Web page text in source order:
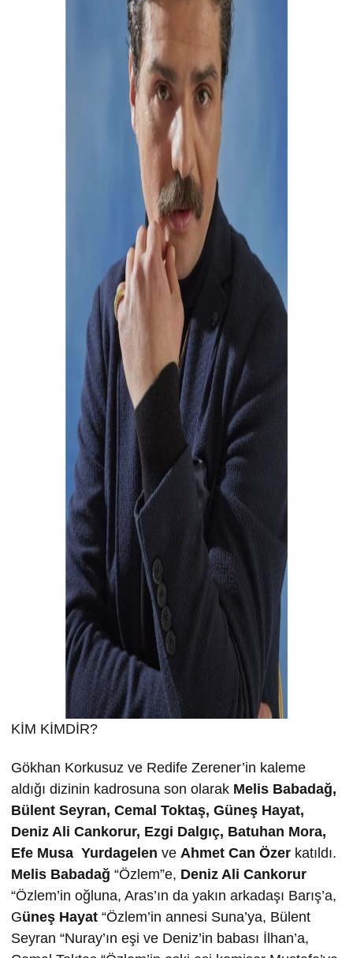
KİM KİMDİR?
Gökhan Korkusuz ve Redife Zerener’in kaleme
aldığı dizinin kadrosuna son olarak Melis Babadağ,
Bülent Seyran, Cemal Toktaş, Güneş Hayat,
Deniz Ali Cankorur, Ezgi Dalgıç, Batuhan Mora,
Efe Musa Yurdagelen ve Ahmet Can Özer katıldı.
Melis Babadağ “Özlem”e, Deniz Ali Cankorur
“Özlem’in oğluna, Aras’ın da yakın arkadaşı Barış’a,
Güneş Hayat “Özlem’in annesi Suna’ya, Bülent
Seyran “Nuray’ın eşi ve Deniz’in babası İlhan’a,